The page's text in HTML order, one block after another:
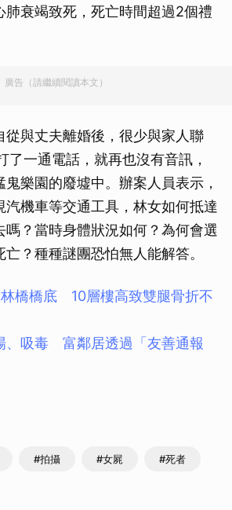
肺衰竭致死，死亡時間超過2個禮
廣告（請繼續閱讀本文）
從與丈夫離婚後，很少與家人聯
了一通電話，就再也沒有音訊，
樂園的廢墟中。辦案人員表示，
汽機車等交通工具，林女如何抵達
嗎？當時身體狀況如何？為何會選
？種種謎團恐怕無人能解答。
橋橋底 10層樓高致雙腿骨折不
、吸毒 富鄰居透過「友善通報
#拍攝 #女屍 #死者